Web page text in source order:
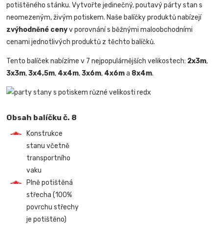
potištěného stánku. Vytvořte jedinečný, poutavý párty stan s
neomezeným, živým potiskem. Naše balíčky produktů nabízejí
zvýhodněné cenyv porovnání s běžnými maloobchodními
cenami jednotlivých produktů z těchto balíčků.
Tento balíček nabízíme v 7 nejpopulárnějších velikostech: 2x3m,
3x3m,3x4,5m, 4x4m,3x6m, 4x6ma 8x4m.
Obsah balíčku č. 8
Konstrukce
stanu včetně
transportního
vaku
Plně potištěná
střecha (100%
povrchu střechy
je potištěno)